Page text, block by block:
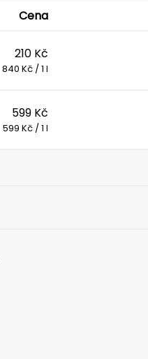
Cena
210 Kč
840 Kč / 1 l
599 Kč
599 Kč / 1 l